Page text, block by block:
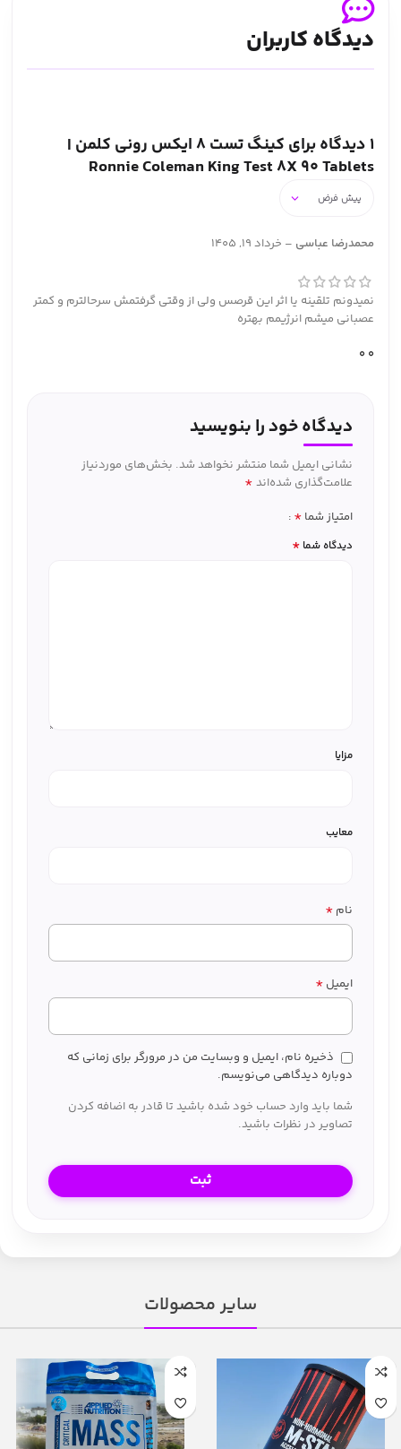
دیدگاه کاربران
1 دیدگاه برای
کینگ تست 8 ایکس رونی کلمن |
Ronnie Coleman King Test 8X 90 Tablets
محمدرضا عباسی – خرداد 19, 1405
نمیدونم تلقینه یا اثر این قرصس ولی از وقتی گرفتمش سرحالترم و کمتر
عصبانی میشم انرژیمم بهتره
0
0
دیدگاه خود را بنویسید
نشانی ایمیل شما منتشر نخواهد شد. بخش‌های موردنیاز
علامت‌گذاری شده‌اند *
امتیاز شما *
دیدگاه شما *
مزایا
معایب
نام *
ایمیل *
ذخیره نام، ایمیل و وبسایت من در مرورگر برای زمانی که
دوباره دیدگاهی می‌نویسم.
شما باید وارد حساب خود شده باشید تا قادر به اضافه کردن
تصاویر در نظرات باشید.
سایر محصولات